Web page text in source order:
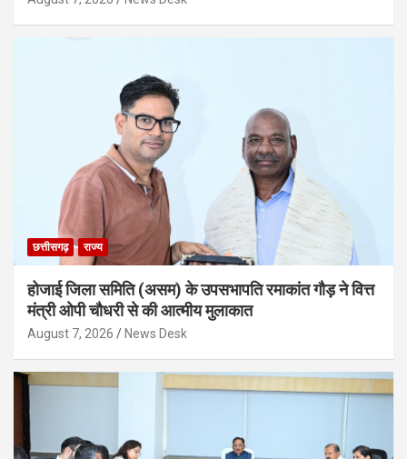
छत्तीसगढ़ राज्य
होजाई जिला समिति (असम) के उपसभापति रमाकांत गौड़ ने वित्त
मंत्री ओपी चौधरी से की आत्मीय मुलाकात
August 7, 2026 News Desk